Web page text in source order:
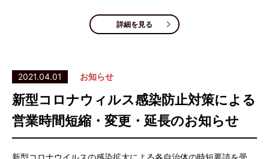
詳細を見る
2021.04.01 お知らせ
新型コロナウィルス感染防止対策による
営業時間短縮・変更・延長のお知らせ
新型コロナウイルスの感染拡大による各自治体の時短要請を受